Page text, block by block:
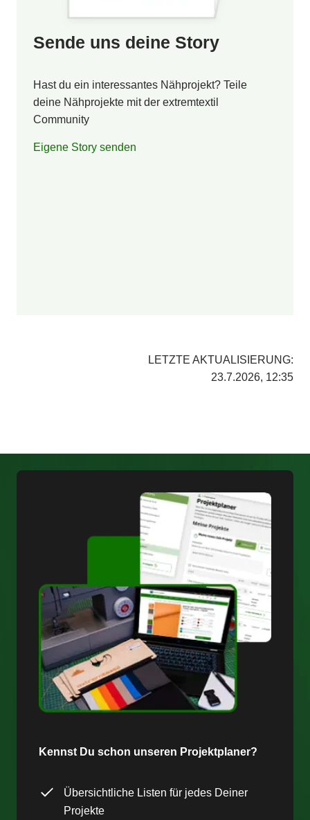
Sende uns deine Story
Hast du ein interessantes Nähprojekt? Teile
deine Nähprojekte mit der extremtextil
Community
Eigene Story senden
LETZTE AKTUALISIERUNG:
23.7.2026, 12:35
Kennst Du schon unseren Projektplaner?
Übersichtliche Listen für jedes Deiner
Projekte